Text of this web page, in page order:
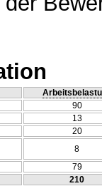
90
13
20
8
79
210